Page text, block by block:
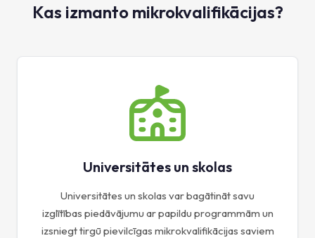
Kas izmanto mikrokvalifikācijas?
Universitātes un skolas
Universitātes un skolas var bagātināt savu
izglītības piedāvājumu ar papildu programmām un
izsniegt tirgū pievilcīgas mikrokvalifikācijas saviem